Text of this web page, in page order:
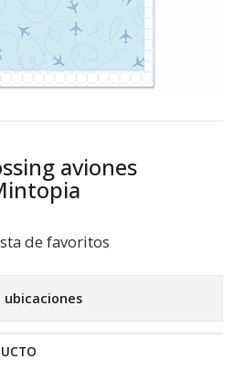
aviones
de favoritos